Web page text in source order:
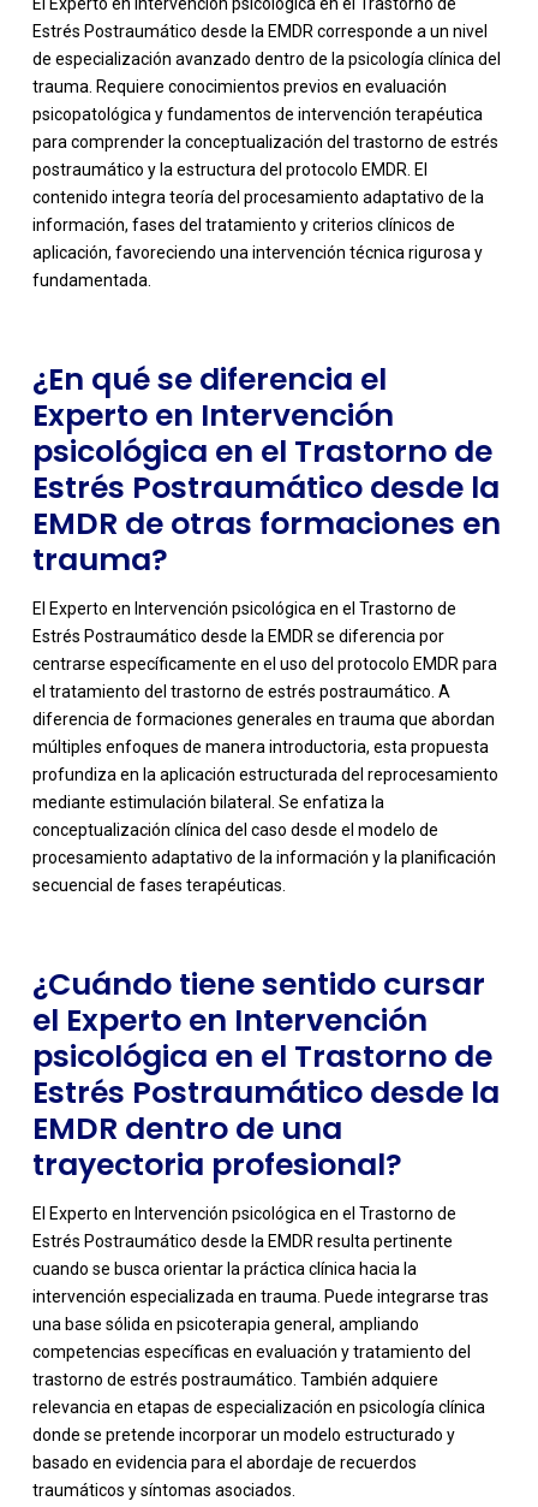
Estrés Postraumático desde la EMDR corresponde a un nivel
de especialización avanzado dentro de la psicología clínica del
trauma. Requiere conocimientos previos en evaluación
psicopatológica y fundamentos de intervención terapéutica
para comprender la conceptualización del trastorno de estrés
postraumático y la estructura del protocolo EMDR. El
contenido integra teoría del procesamiento adaptativo de la
información, fases del tratamiento y criterios clínicos de
aplicación, favoreciendo una intervención técnica rigurosa y
fundamentada.
-
¿En qué se diferencia el
Experto en Intervención
psicológica en el Trastorno de
Estrés Postraumático desde la
EMDR de otras formaciones en
trauma?
El Experto en Intervención psicológica en el Trastorno de
Estrés Postraumático desde la EMDR se diferencia por
centrarse específicamente en el uso del protocolo EMDR para
el tratamiento del trastorno de estrés postraumático. A
diferencia de formaciones generales en trauma que abordan
múltiples enfoques de manera introductoria, esta propuesta
profundiza en la aplicación estructurada del reprocesamiento
mediante estimulación bilateral. Se enfatiza la
conceptualización clínica del caso desde el modelo de
procesamiento adaptativo de la información y la planificación
secuencial de fases terapéuticas.
-
¿Cuándo tiene sentido cursar
el Experto en Intervención
psicológica en el Trastorno de
Estrés Postraumático desde la
EMDR dentro de una
trayectoria profesional?
El Experto en Intervención psicológica en el Trastorno de
Estrés Postraumático desde la EMDR resulta pertinente
cuando se busca orientar la práctica clínica hacia la
intervención especializada en trauma. Puede integrarse tras
una base sólida en psicoterapia general, ampliando
competencias específicas en evaluación y tratamiento del
trastorno de estrés postraumático. También adquiere
relevancia en etapas de especialización en psicología clínica
donde se pretende incorporar un modelo estructurado y
basado en evidencia para el abordaje de recuerdos
traumáticos y síntomas asociados.